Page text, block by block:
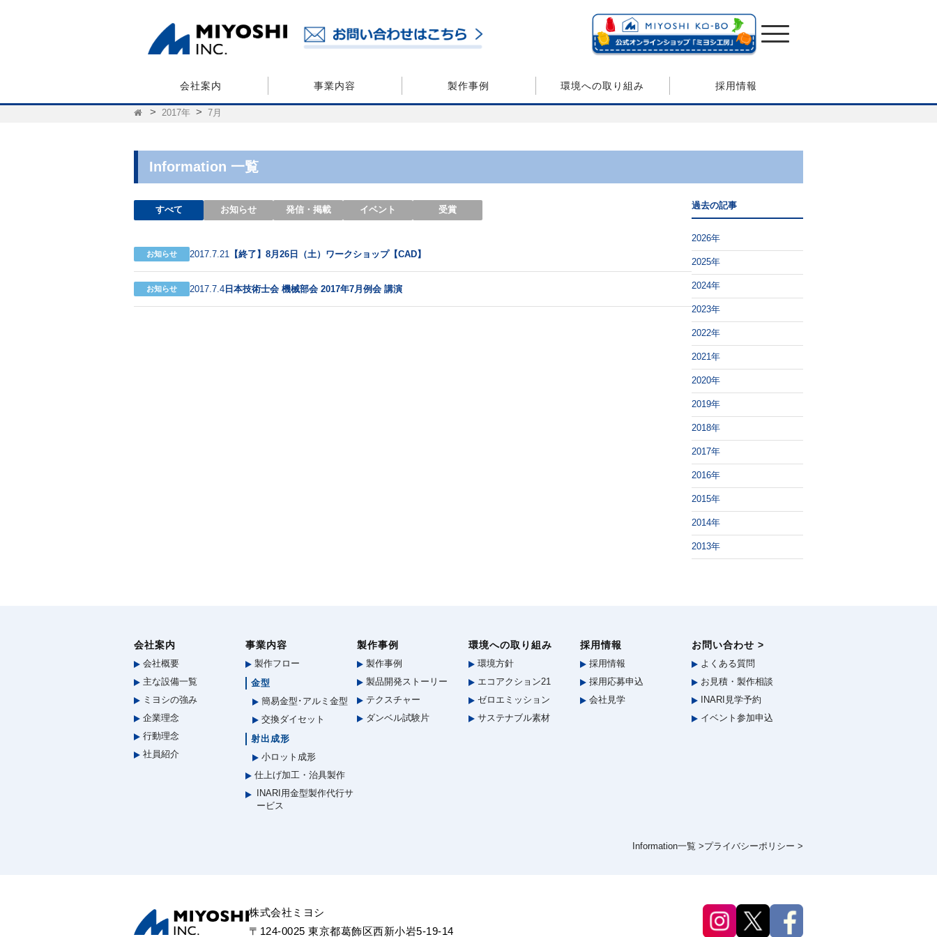
会社案内 事業内容 製作事例 環境への取り組み 採用情報
2017年 7月
Information 一覧
すべて お知らせ 発信・掲載 イベント 受賞
お知らせ 2017.7.21 【終了】8月26日（土）ワークショップ【CAD】
お知らせ 2017.7.4日本技術士会 機械部会 2017年7月例会 講演
過去の記事
2026年
2025年
2024年
2023年
2022年
2021年
2020年
2019年
2018年
2017年
2016年
2015年
2014年
2013年
会社案内
会社概要
主な設備一覧
ミヨシの強み
企業理念
行動理念
社員紹介
事業内容
製作フロー
金型
簡易金型･アルミ金型
交換ダイセット
射出成形
小ロット成形
仕上げ加工・治具製作
INARI用金型製作代行サ
ービス
製作事例
製作事例
製品開発ストーリー
テクスチャー
ダンベル試験片
環境への取り組み
環境方針
エコアクション21
ゼロエミッション
サステナブル素材
採用情報
採用情報
採用応募申込
会社見学
お問い合わせ >
よくある質問
お見積・製作相談
INARI見学予約
イベント参加申込
Information一覧 >プライバシーポリシー >
株式会社ミヨシ
〒124-0025 東京都葛飾区西新小岩5-19-14